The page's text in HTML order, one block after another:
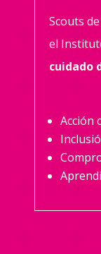
Scouts
el
cuidado
Acción